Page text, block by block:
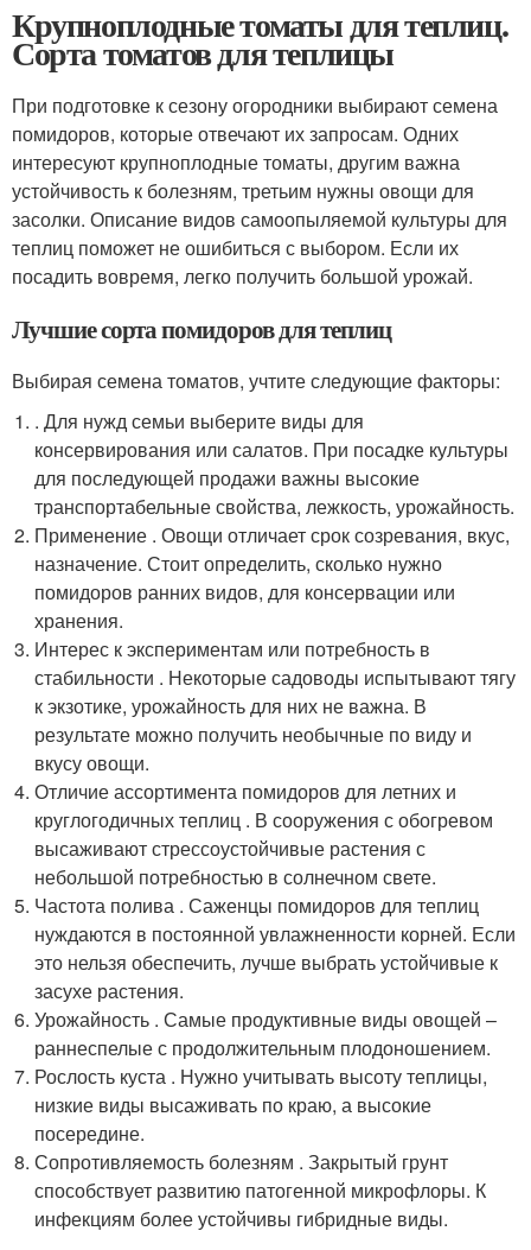
Крупноплодные томаты для теплиц.
Сорта томатов для теплицы
При подготовке к сезону огородники выбирают семена
помидоров, которые отвечают их запросам. Одних
интересуют крупноплодные томаты, другим важна
устойчивость к болезням, третьим нужны овощи для
засолки. Описание видов самоопыляемой культуры для
теплиц поможет не ошибиться с выбором. Если их
посадить вовремя, легко получить большой урожай.
Лучшие сорта помидоров для теплиц
Выбирая семена томатов, учтите следующие факторы:
. Для нужд семьи выберите виды для
консервирования или салатов. При посадке культуры
для последующей продажи важны высокие
транспортабельные свойства, лежкость, урожайность.
Применение . Овощи отличает срок созревания, вкус,
назначение. Стоит определить, сколько нужно
помидоров ранних видов, для консервации или
хранения.
Интерес к экспериментам или потребность в
стабильности . Некоторые садоводы испытывают тягу
к экзотике, урожайность для них не важна. В
результате можно получить необычные по виду и
вкусу овощи.
Отличие ассортимента помидоров для летних и
круглогодичных теплиц . В сооружения с обогревом
высаживают стрессоустойчивые растения с
небольшой потребностью в солнечном свете.
Частота полива . Саженцы помидоров для теплиц
нуждаются в постоянной увлажненности корней. Если
это нельзя обеспечить, лучше выбрать устойчивые к
засухе растения.
Урожайность . Самые продуктивные виды овощей –
раннеспелые с продолжительным плодоношением.
Рослость куста . Нужно учитывать высоту теплицы,
низкие виды высаживать по краю, а высокие
посередине.
Сопротивляемость болезням . Закрытый грунт
способствует развитию патогенной микрофлоры. К
инфекциям более устойчивы гибридные виды.